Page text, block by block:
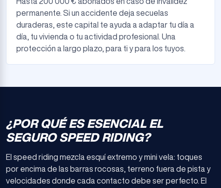
permanente. Si un accidente deja secuelas
duraderas, este capital te ayuda a adaptar tu día a
día, tu vivienda o tu actividad profesional. Una
protección a largo plazo, para ti y para los tuyos.
¿POR QUÉ ES ESENCIAL EL
SEGURO SPEED RIDING?
El speed riding mezcla esquí extremo y mini vela: toques
por encima de las barras rocosas, terreno fuera de pista y
velocidades donde cada contacto debe ser perfecto. El